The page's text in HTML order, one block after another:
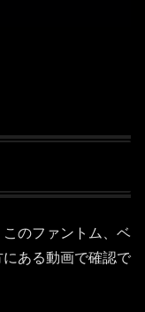
のファントム、ベ
ある動画で確認で